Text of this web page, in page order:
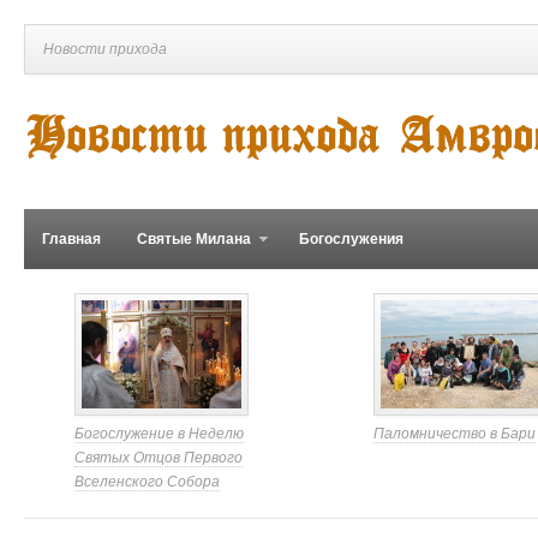
Новости прихода
Главная Святые Милана Богослужения
Богослужение в Неделю
Святых Отцов Первого
Вселенского Собора
Паломничество в Бари